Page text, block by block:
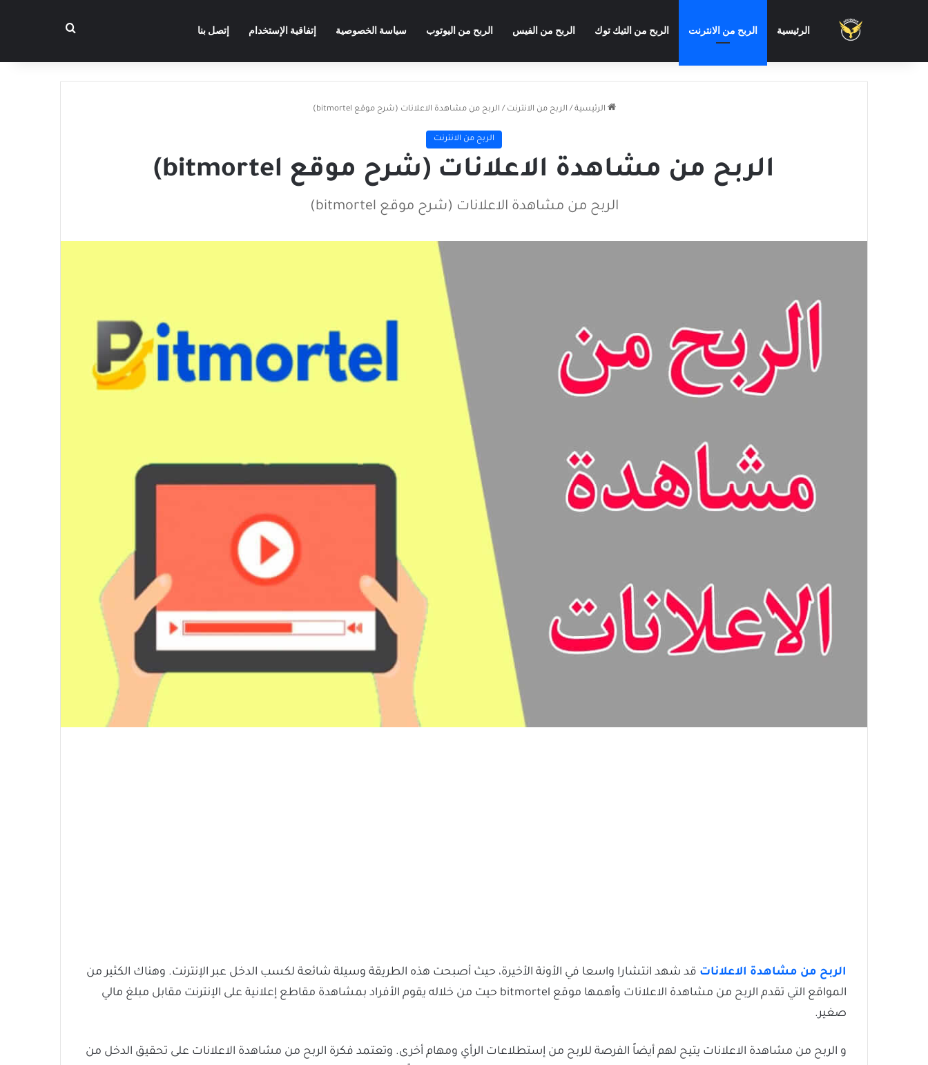
الرئيسية الربح من الانترنت الربح من التيك توك الربح من الفيس الربح من اليوتوب سياسة الخصوصية إتفاقية الإستخدام إتصل بنا بحث عن
الرئيسية / الربح من الانترنت / الربح من مشاهدة الاعلانات (شرح موقع bitmortel)
الربح من الانترنت
الربح من مشاهدة الاعلانات (شرح موقع bitmortel)
الربح من مشاهدة الاعلانات (شرح موقع bitmortel)
الربح من مشاهدة الاعلانات قد شهد انتشارا واسعا في الأونة الأخيرة، حيث أصبحت هذه الطريقة وسيلة شائعة لكسب الدخل عبر الإنترنت. وهناك الكثير من
المواقع التي تقدم الربح من مشاهدة الاعلانات وأهمها موقع bitmortel حيت من خلاله يقوم الأفراد بمشاهدة مقاطع إعلانية على الإنترنت مقابل مبلغ مالي
صغير.
و الربح من مشاهدة الاعلانات يتيح لهم أيضاً الفرصة للربح من إستطلاعات الرأي ومهام أخرى. وتعتمد فكرة الربح من مشاهدة الاعلانات على تحقيق الدخل من